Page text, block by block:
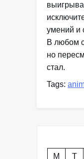
умений и
В любом
но
стал.
Tags:
M
T